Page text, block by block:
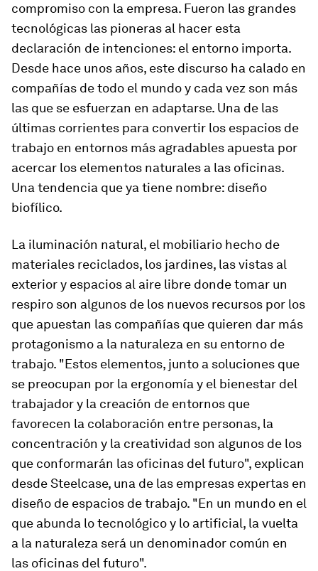
compromiso con la empresa. Fueron las grandes
tecnológicas las pioneras al hacer esta
declaración de intenciones: el entorno importa.
Desde hace unos años, este discurso ha calado en
compañías de todo el mundo y cada vez son más
las que se esfuerzan en adaptarse. Una de las
últimas corrientes para convertir los espacios de
trabajo en entornos más agradables apuesta por
acercar los elementos naturales a las oficinas.
Una tendencia que ya tiene nombre: diseño
biofílico.
La iluminación natural, el mobiliario hecho de
materiales reciclados, los jardines, las vistas al
exterior y espacios al aire libre donde tomar un
respiro son algunos de los nuevos recursos por los
que apuestan las compañías que quieren dar más
protagonismo a la naturaleza en su entorno de
trabajo. "Estos elementos, junto a soluciones que
se preocupan por la ergonomía y el bienestar del
trabajador y la creación de entornos que
favorecen la colaboración entre personas, la
concentración y la creatividad son algunos de los
que conformarán las oficinas del futuro", explican
desde Steelcase, una de las empresas expertas en
diseño de espacios de trabajo. "En un mundo en el
que abunda lo tecnológico y lo artificial, la vuelta
a la naturaleza será un denominador común en
las oficinas del futuro".